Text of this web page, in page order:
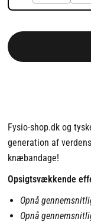
Fysio-shop.dk og
generation af
knæbandage!
Opsigtsvækkende
Opnå
Opnå